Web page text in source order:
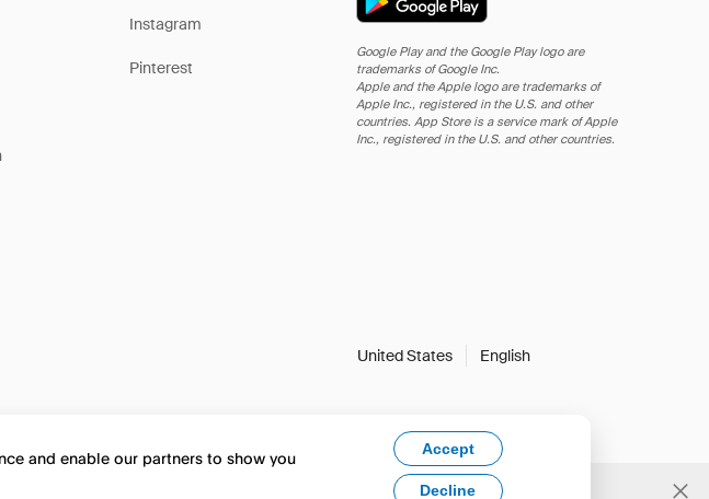
Instagram
Pinterest
Google Play and the Google Play logo are
trademarks of Google Inc.
Apple and the Apple logo are trademarks of
Apple Inc., registered in the U.S. and other
countries. App Store is a service mark of Apple
Inc., registered in the U.S. and other countries.
United States English
and enable our partners to show you
Accept
Decline